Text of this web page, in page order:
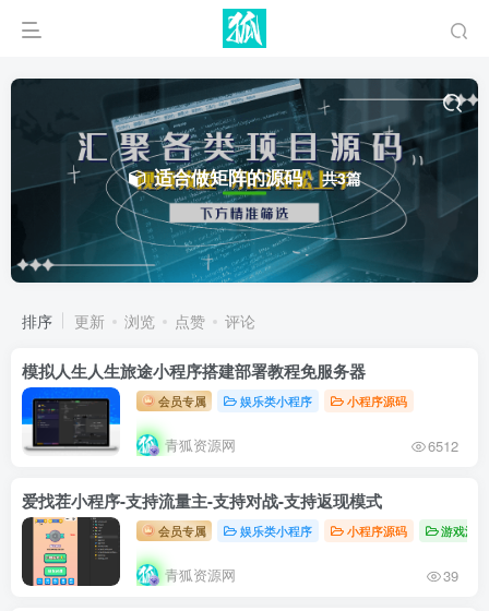
适合做矩阵的源码 共3篇
排序 更新 浏览 点赞 评论
模拟人生人生旅途小程序搭建部署教程免服务器
会员专属 娱乐类小程序 小程序源码
青狐资源网 6512
爱找茬小程序-支持流量主-支持对战-支持返现模式
会员专属 娱乐类小程序 小程序源码 游戏源码
青狐资源网 39